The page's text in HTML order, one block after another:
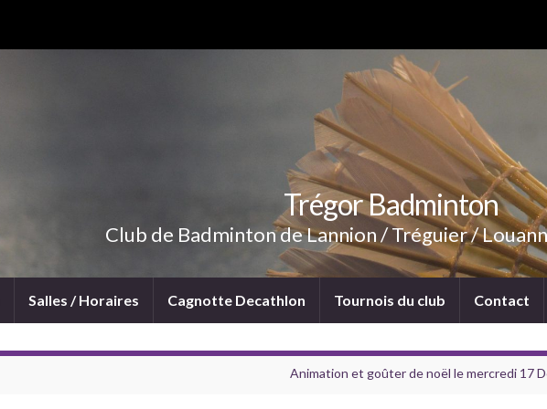
Trégor Badminton
Club de Badminton de Lannion / Tréguier /
Salles / Horaires Cagnotte Decathlon Tournois du club Contact
Animation et goûter de noël le mercredi 17